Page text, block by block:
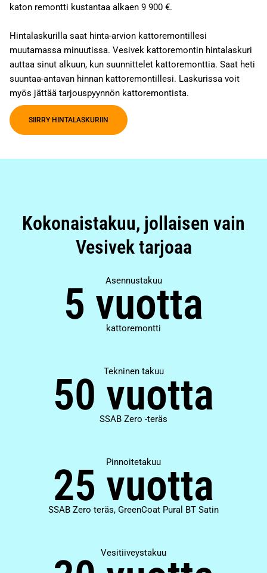
katon remontti kustantaa alkaen 9 900 €.
Hintalaskurilla saat hinta-arvion kattoremontillesi
muutamassa minuutissa. Vesivek kattoremontin hintalaskuri
auttaa sinut alkuun, kun suunnittelet kattoremonttia. Saat heti
suuntaa-antavan hinnan kattoremontillesi. Laskurissa voit
myös jättää tarjouspyynnön kattoremontista.
SIIRRY HINTALASKURIIN
Kokonaistakuu, jollaisen vain
Vesivek tarjoaa
Asennustakuu
5 vuotta
kattoremontti
Tekninen takuu
50 vuotta
SSAB Zero -teräs
Pinnoitetakuu
25 vuotta
SSAB Zero teräs, GreenCoat Pural BT Satin
Vesitiiveystakuu